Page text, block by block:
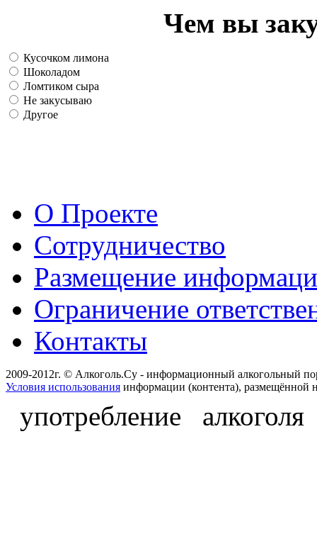
Чем вы
Кусочком лимона
Шоколадом
Ломтиком сыра
Не закусываю
Другое
О Проекте
Сотрудничество
Размещение
Ограничение
Контакты
2009-2012г. © Алкоголь.Су - информационный алкогольный
Условия использования информации (контента), размещённой
употребление